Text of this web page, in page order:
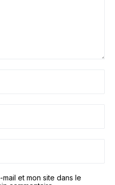
et mon site dans le